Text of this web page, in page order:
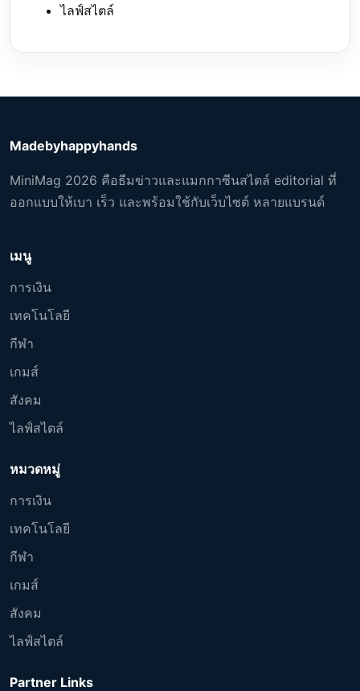
ไลฟ์สไตล์
Madebyhappyhands
MiniMag 2026 คือธีมข่าวและแมกกาซีนสไตล์ editorial ที่
ออกแบบให้เบา เร็ว และพร้อมใช้กับเว็บไซต์ หลายแบรนด์
เมนู
การเงิน
เทคโนโลยี
กีฬา
เกมส์
สังคม
ไลฟ์สไตล์
หมวดหมู่
การเงิน
เทคโนโลยี
กีฬา
เกมส์
สังคม
ไลฟ์สไตล์
Partner Links